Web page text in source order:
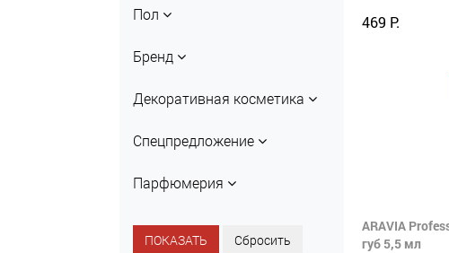
Пол
Бренд
Декоративная косметика
Спецпредложение
Парфюмерия
469 Р.
ARAVIA
губ 5,5 мл